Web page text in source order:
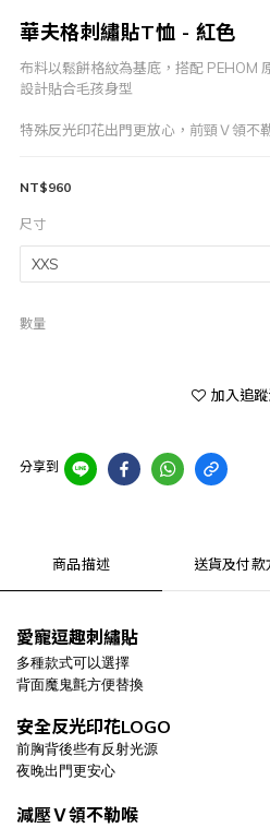
華夫格刺繡貼T恤 - 紅色
布料以鬆餅格紋為基底，搭配 PEHOM
設計貼合毛孩身型
特殊反光印花出門更放心，前頸Ｖ領不
NT$960
尺寸
數量
加入追
分享到
商品描述 送貨及付款
愛寵逗趣刺繡貼
多種款式可以選擇
背面魔鬼氈方便替換
安全反光印花LOGO
前胸背後些有反射光源
夜晚出門更安心
減壓Ｖ領不勒喉